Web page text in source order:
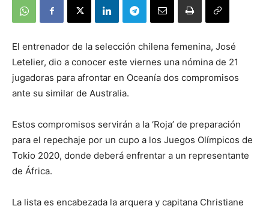
El entrenador de la selección chilena femenina, José
Letelier, dio a conocer este viernes una nómina de 21
jugadoras para afrontar en Oceanía dos compromisos
ante su similar de Australia.
Estos compromisos servirán a la ‘Roja’ de preparación
para el repechaje por un cupo a los Juegos Olímpicos de
Tokio 2020, donde deberá enfrentar a un representante
de África.
La lista es encabezada la arquera y capitana Christiane